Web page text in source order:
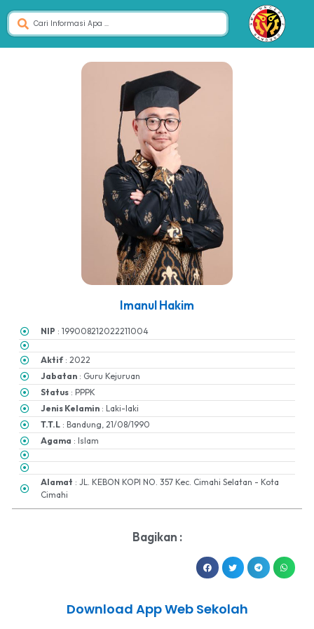
Imanul Hakim
NIP : 199008212022211004
Aktif : 2022
Jabatan : Guru Kejuruan
Status : PPPK
Jenis Kelamin : Laki-laki
T.T.L : Bandung, 21/08/1990
Agama : Islam
Alamat : JL. KEBON KOPI NO. 357 Kec. Cimahi Selatan - Kota
Cimahi
Bagikan :
Download App Web Sekolah